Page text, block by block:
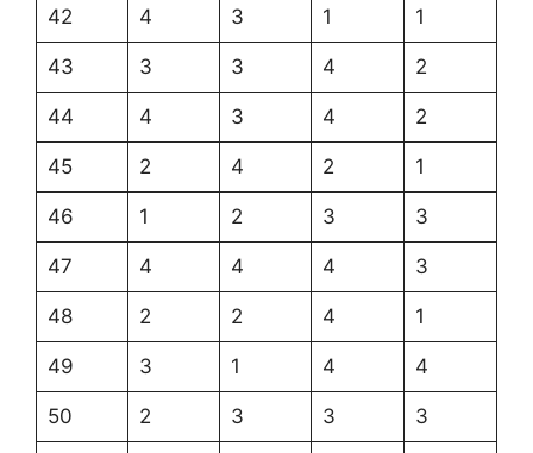
42 4 3 1 1
43 3 3 4 2
44 4 3 4 2
45 2 4 2 1
46 1 2 3 3
47 4 4 4 3
48 2 2 4 1
49 3 1 4 4
50 2 3 3 3